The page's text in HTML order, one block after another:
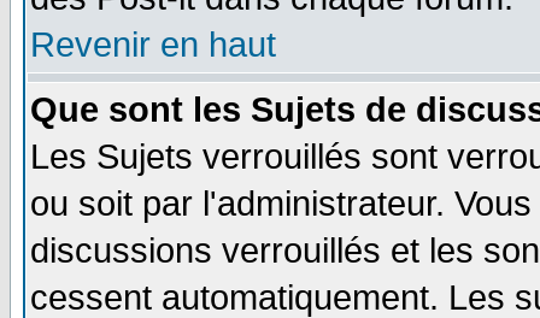
Revenir en haut
Que sont les Sujets de
Les Sujets verrouillés sont
ou soit par l'administrateur.
discussions verrouillés et les
cessent automatiquement. Les